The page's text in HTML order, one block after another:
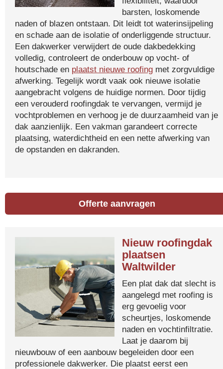
barsten, loskomende
naden of blazen ontstaan. Dit leidt tot waterinsijpeling
en schade aan de isolatie of onderliggende structuur.
Een dakwerker verwijdert de oude dakbedekking
volledig, controleert de onderbouw op vocht- of
houtschade en plaatst nieuwe roofing met zorgvuldige
afwerking. Tegelijk wordt vaak ook nieuwe isolatie
aangebracht volgens de huidige normen. Door tijdig
een verouderd roofingdak te vervangen, vermijd je
vochtproblemen en verhoog je de duurzaamheid van je
dak aanzienlijk. Een vakman garandeert correcte
plaatsing, waterdichtheid en een nette afwerking van
de opstanden en dakranden.
Offerte aanvragen
Nieuw roofingdak
plaatsen
Waltwilder
Een plat dak dat slecht is
aangelegd met roofing is
erg gevoelig voor
scheurtjes, loskomende
naden en vochtinfiltratie.
Laat je daarom bij
nieuwbouw of een aanbouw begeleiden door een
professionele dakwerker. Die plaatst eerst een